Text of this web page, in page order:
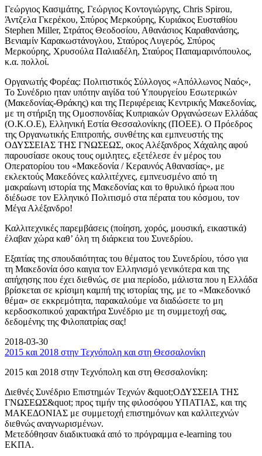
Γεώργιος Κασιμάτης, Γεώργιος Κοντογιώργης, Chris Spirou,
Άντζελα Γκερέκου, Σπύρος Μερκούρης, Κυριάκος Ευσταθίου
Stephen Miller, Στράτος Θεοδοσίου, Αθανάσιος Καραθανάσης,
Βενιαμίν Καρακωστάνογλου, Σταύρος Λυγερός, Σπύρος
Μερκούρης, Χρυσούλα Παλιαδέλη, Σταύρος Παπαμαρινόπουλος,
κ.α. πολλοί.
Οργανωτής Φορέας: Πολιτιστικός Σύλλογος «Απόλλωνος Ναός»,
Το Συνέδριο ηταν υπότην αιγίδα τού Υπουργείου Εσωτερικών
(Μακεδονίας-Θράκης) και της Περιφέρειας Κεντρικής Μακεδονίας,
με τη στήριξη της Ομοσπονδίας Κυπριακών Οργανώσεων Ελλάδας
(Ο.Κ.Ο.Ε), Ελληνική Εστία Θεσσαλονίκης (ΠΟΕΕ). Ο Πρόεδρος
της Οργανωτικής Επιτροπής, συνθέτης και εμπνευστής της
ΟΔΥΣΣΕΙΑΣ ΤΗΣ ΓΝΩΣΕΩΣ, οκος Αλέξανδρος Χάχαλης αφού
παρουσίασε οκους τους ομιλητες, εξετέλεσε έν μέρος του
Οπερατορίου του «Μακεδονία / Κεραυνός Αθανασίας», με
εκλεκτούς Μακεδόνες καλλιτέχνες, εμπνευσμένο από τη
μακραίωνη ιστορία της Μακεδονίας και το θρυλικό ήρωα που
διέδωσε τον Ελληνικό Πολιτισμό στα πέρατα του κόσμου, τον
Μέγα Αλέξανδρο!
Καλλιτεχνικές παρεμβάσεις (ποίηση, χορός, μουσική, εικαστικά)
έλαβαν χώρα καθ’ όλη τη διάρκεια του Συνεδρίου.
Εξαιτίας της σπουδαιότητας του θέματος του Συνεδρίου, τόσο για
τη Μακεδονία όσο καιγια τον Ελληνισμό γενικότερα και της
απήχησης που έχει διεθνώς, σε μια περίοδο, μάλιστα που η Ελλάδα
βρίσκεται σε κρίσιμη καμπή της ιστορίας της, με το «Μακεδονικό
θέμα» σε εκκρεμότητα, παρακαλούμε να διαδώσετε το μη
κερδοσκοπικού χαρακτήρα Συνέδριο με τη συμμετοχή σας,
δεδομένης της Φιλοπατρίας σας!
2018-03-30
2015 και 2018 στην Τεχνόπολη και στη Θεσσαλονίκη
2015 και 2018 στην Τεχνόπολη και στη Θεσσαλονίκη:
Διεθνές Συνέδριο Επιστημών Τεχνών &quot;ΟΔΥΣΣΕΙΑ ΤΗΣ
ΓΝΩΣΕΩΣ&quot; προς τιμήν της φιλοσόφου ΥΠΑΤΙΑΣ, και της
ΜΑΚΕΔΟΝΙΑΣ με συμμετοχή επιστημόνων και καλλιτεχνών
διεθνώς αναγνωρισμένων.
Μετεδόθησαν διαδικτυακά από το πρόγραμμα e-learning του
ΕΚΠΑ.